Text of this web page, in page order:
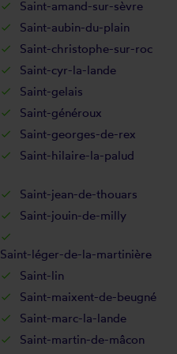
Saint-amand-sur-sèvre
Saint-aubin-du-plain
Saint-christophe-sur-roc
Saint-cyr-la-lande
Saint-gelais
Saint-généroux
Saint-georges-de-rex
Saint-hilaire-la-palud
Saint-jean-de-thouars
Saint-jouin-de-milly
Saint-léger-de-la-martinière
Saint-lin
Saint-maixent-de-beugné
Saint-marc-la-lande
Saint-martin-de-mâcon